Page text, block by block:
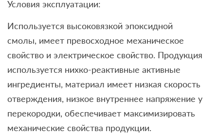
Условия эксплуатации:
Используется высоковязкой эпоксидной
смолы, имеет превосходное механическое
свойство и электрическое свойство. Продукция
используется нихко-реактивные активные
ингредиенты, материал имеет низкая скорость
отверждения, низкое внутреннее напряжение у
перекородки, обеспечивает максимизировать
механические свойства продукции.